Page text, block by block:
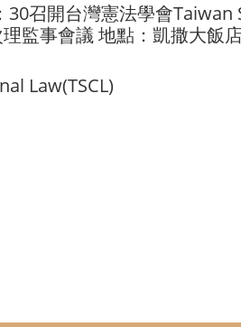
召開台灣憲法學會Taiwan
監事會議 地點：凱撒大飯
Law(TSCL)